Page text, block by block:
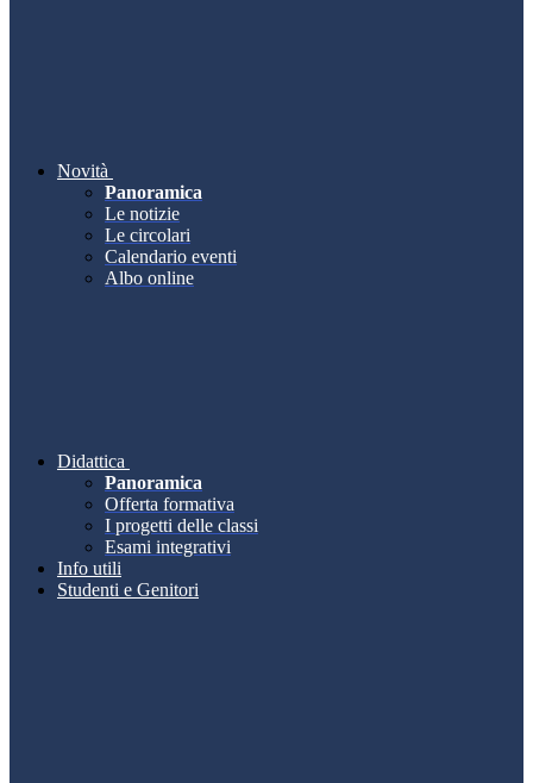
Novità
Panoramica
Le notizie
Le circolari
Calendario eventi
Albo online
Didattica
Panoramica
Offerta formativa
I progetti delle classi
Esami integrativi
Info utili
Studenti e Genitori